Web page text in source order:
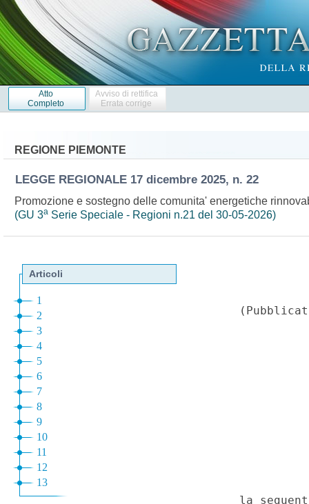
Atto
Completo
Avviso di rettifica
Errata corrige
REGIONE PIEMONTE
LEGGE REGIONALE 17 dicembre 2025, n. 22
Promozione e sostegno delle comunita' energetiche
(GU 3aSerie Speciale - Regioni n.21 del 30-05-2026)